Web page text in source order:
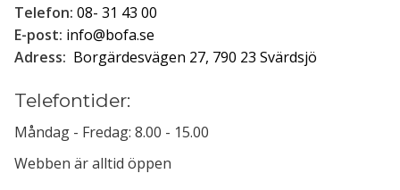
Telefon: 08- 31 43 00
E-post: info@bofa.se
Adress: Borgärdesvägen 27, 790 23 Svärdsjö
Telefontider:
Måndag - Fredag: 8.00 - 15.00
Webben är alltid öppen